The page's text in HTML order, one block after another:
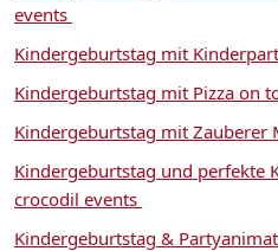
events
Kindergeburtstag mit
Kindergeburtstag mit Pizza on
Kindergeburtstag mit Zauberer
Kindergeburtstag und perfekte
crocodil events
Kindergeburtstag &